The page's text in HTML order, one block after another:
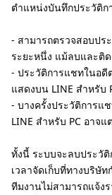
ตำแหน่งบันทึกประวัติ
- สามารถตรวจสอบปร
ระยะหนึ่ง แม้ลบและติ
- ประวัติการแชทในอดี
แสดงบน LINE สำหรับ
- บางครั้งประวัติการแ
LINE สำหรับ PC อาจแ
ทั้งนี้ ระบบจะลบประวัติ
เวลาจัดเก็บที่ทางบริษั
ทีมงานไม่สามารถแจ้ง